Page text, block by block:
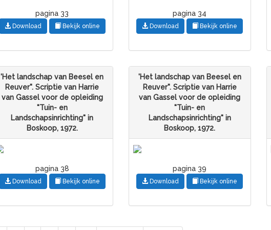
pagina 33
Download Bekijk online
pagina 34
Download Bekijk online
'Het landschap van Beesel en
Reuver". Scriptie van Harrie
van Gassel voor de opleiding
"Tuin- en
Landschapsinrichting" in
Boskoop, 1972.
pagina 38
Download Bekijk online
'Het landschap van Beesel en
Reuver". Scriptie van Harrie
van Gassel voor de opleiding
"Tuin- en
Landschapsinrichting" in
Boskoop, 1972.
pagina 39
Download Bekijk online